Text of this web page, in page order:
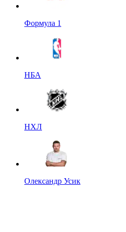
Формула 1
НБА
НХЛ
Олександр Усик